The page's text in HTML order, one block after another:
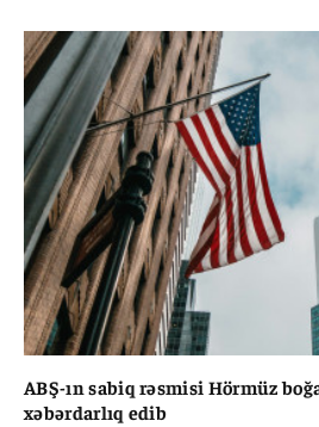
ABŞ-ın sabiq rəsmisi Hörmüz
xəbərdarlıq edib